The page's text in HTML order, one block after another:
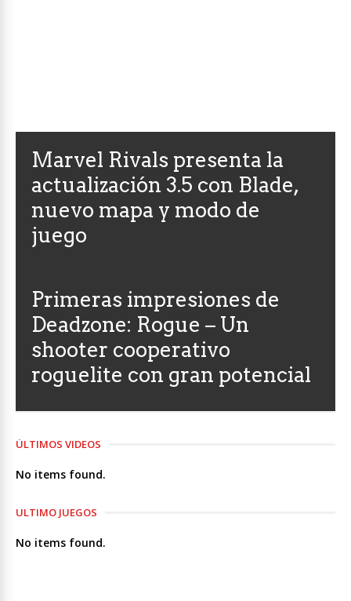
Marvel Rivals presenta la
actualización 3.5 con Blade,
nuevo mapa y modo de
juego
Primeras impresiones de
Deadzone: Rogue – Un
shooter cooperativo
roguelite con gran potencial
ÚLTIMOS VIDEOS
No items found.
ULTIMO JUEGOS
No items found.